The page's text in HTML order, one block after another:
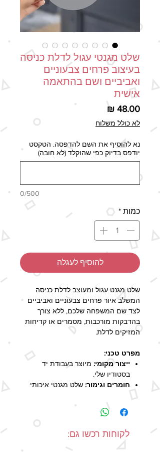
שלט מגנטי עגול לדלת כניסה
בעיצוב פרחים צבעוניים
ואביביים ושם בהתאמה
אישית
לא כולל משלוח
נא להוסיף את השם להדפסה. הטקסט
יודפס בדיוק כפי שהוקלד (לא חובה)
0/500
כמות *
להוסיף לעגלה
שלט מגנט עגול ומעוצב לדלת כניסה
המשלב איור פרחים צבעוניים ואביביים
לצד שם המשפחה שלכם, ללא צורך
בהדבקות מורכבות, מסמרים או קדיחות
המזיקים לדלת.
מפרט טכני:
ייצור מקומי: מיוצר בעבודת יד
בסטודיו שלי.
חומרים וגימור: שלט מגנטי איכותי
מידות השלט:
האספקה המעודכן בשיטות המשלוח
לקוחות רכשו גם: